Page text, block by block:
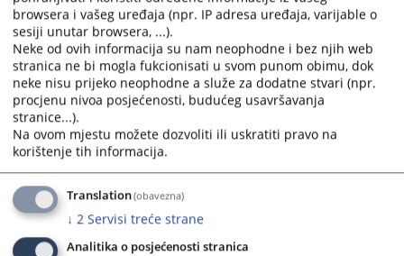
Rješenjem Osnovnog suda u Višegradu od 30.04.2026.godine, potvrđena je
optužnica Okružnog javnog tužilaštva u Istočnom Sarajevu od
02.04.2026.
godine protiv osumnjičenog I.M. iz R. zbog osnovane sumnje da je počinio
krivično djeloNasilje u porodici ili porodičnoj zajednici iz čl.190. st.1.
Krivičnog zakonika Republike Srpske.
Prikazana vijest je na
84
browsera i vašeg uređaja (npr. IP adresa uređaja, varijable o
sesiji unutar browsera, ...).
Neke od ovih informacija su nam neophodne i bez njih web
stranica ne bi mogla fukcionisati u svom punom obimu, dok
neke nisu prijeko neophodne a služe za dodatne stvari (npr.
procjenu nivoa posjećenosti, budućeg usavršavanja
stranice...).
Na ovom mjestu možete dozvoliti ili uskratiti pravo na
korištenje tih informacija.
Translation(obavezna)
↓ 2 Servisi treće strane
Analitika o posjećenosti stranica